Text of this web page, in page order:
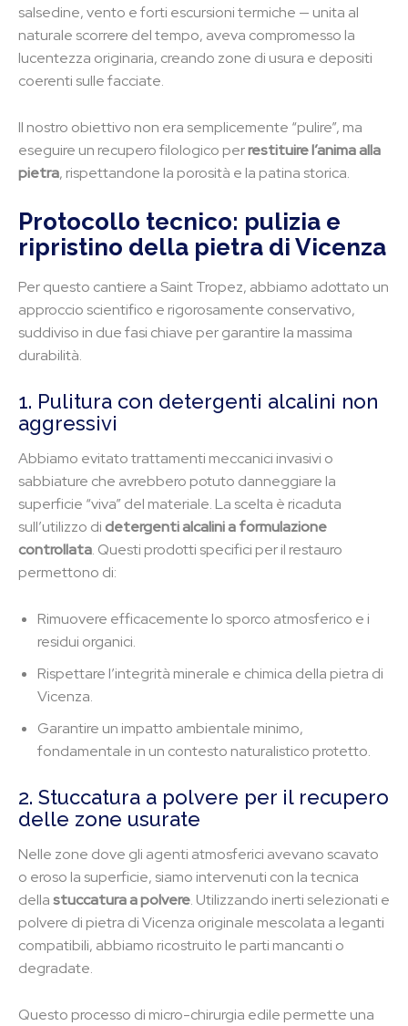
salsedine, vento e forti escursioni termiche — unita al
naturale scorrere del tempo, aveva compromesso la
lucentezza originaria, creando zone di usura e depositi
coerenti sulle facciate.
Il nostro obiettivo non era semplicemente “pulire”, ma
eseguire un recupero filologico perrestituire l’anima alla
pietra, rispettandone la porosità e la patina storica.
Protocollo tecnico: pulizia e
ripristino della pietra di Vicenza
Per questo cantiere a Saint Tropez, abbiamo adottato un
approccio scientifico e rigorosamente conservativo,
suddiviso in due fasi chiave per garantire la massima
durabilità.
1. Pulitura con detergenti alcalini non
aggressivi
Abbiamo evitato trattamenti meccanici invasivi o
sabbiature che avrebbero potuto danneggiare la
superficie “viva” del materiale. La scelta è ricaduta
sull’utilizzo didetergenti alcalini a formulazione
controllata. Questi prodotti specifici per il restauro
permettono di:
Rimuovere efficacemente lo sporco atmosferico e i
residui organici.
Rispettare l’integrità minerale e chimica della pietra di
Vicenza.
Garantire un impatto ambientale minimo,
fondamentale in un contesto naturalistico protetto.
2. Stuccatura a polvere per il recupero
delle zone usurate
Nelle zone dove gli agenti atmosferici avevano scavato
o eroso la superficie, siamo intervenuti con la tecnica
dellastuccatura a polvere. Utilizzando inerti selezionati e
polvere di pietra di Vicenza originale mescolata a leganti
compatibili, abbiamo ricostruito le parti mancanti o
degradate.
Questo processo di micro-chirurgia edile permette una